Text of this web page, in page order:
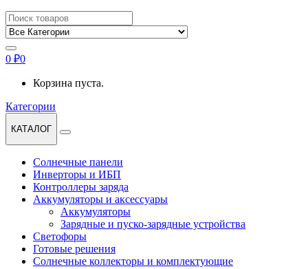
Найти:
0 ₽0
Корзина пуста.
Категории
КАТАЛОГ
Солнечные панели
Инверторы и ИБП
Контроллеры заряда
Аккумуляторы и аксессуары
Аккумуляторы
Зарядные и пуско-зарядные устройства
Светофоры
Готовые решения
Солнечные коллекторы и комплектующие